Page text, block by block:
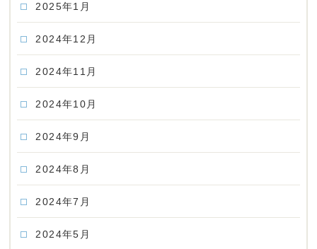
2025年1月
2024年12月
2024年11月
2024年10月
2024年9月
2024年8月
2024年7月
2024年5月